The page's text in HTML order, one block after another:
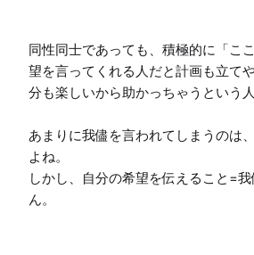
同性同士であっても、積極的に「こ
望を言ってくれる人だと計画も立て
分も楽しいから助かっちゃうという人
あまりに我儘を言われてしまうのは
よね。
しかし、自分の希望を伝えること=
ん。